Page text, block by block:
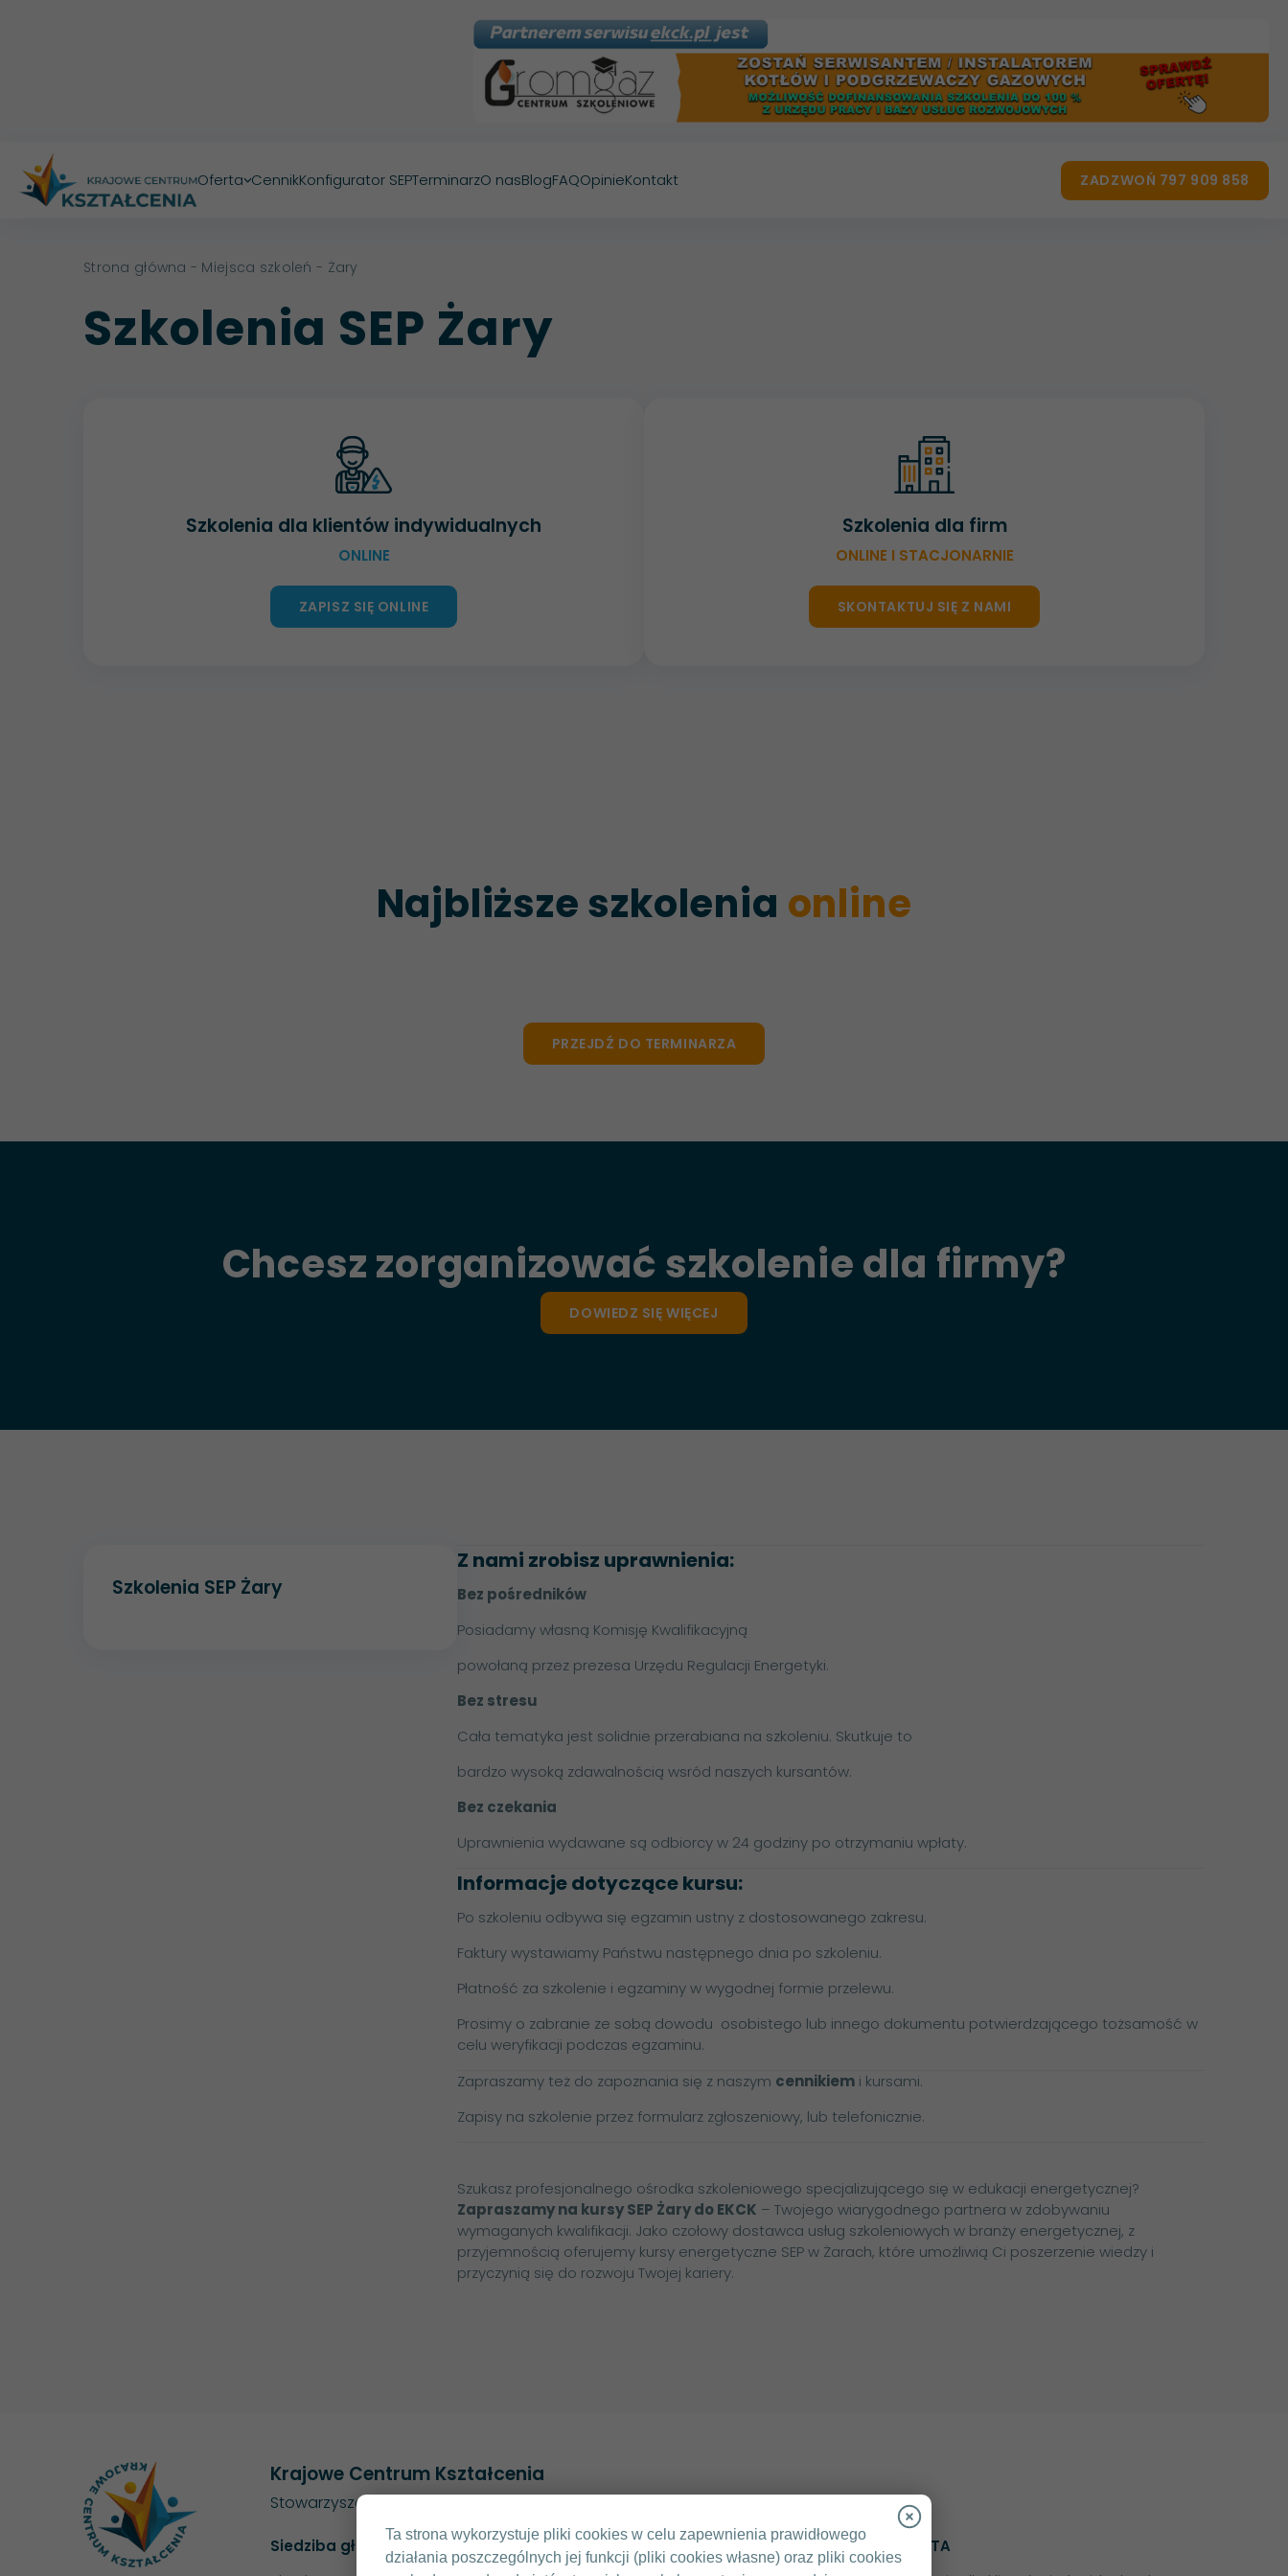
Oferta>CennikKonfigurator SEPTerminarzO nasBlogFAQOpinieKontakt ZADZWOŃ 797 909 858
Strona główna - Miejsca szkoleń - Żary
Szkolenia SEP Żary
Szkolenia dla klientów indywidualnych
ONLINE
ZAPISZ SIĘ ONLINE
Szkolenia dla firm
ONLINE I STACJONARNIE
SKONTAKTUJ SIĘ Z NAMI
Najbliższe szkolenia online
PRZEJDŹ DO TERMINARZA
Chcesz zorganizować szkolenie dla firmy?
DOWIEDZ SIĘ WIĘCEJ
Szkolenia SEP Żary
Z nami zrobisz uprawnienia:
Bez pośredników
Posiadamy własną Komisję Kwalifikacyjną
powołaną przez prezesa Urzędu Regulacji Energetyki.
Bez stresu
Cała tematyka jest solidnie przerabiana na szkoleniu. Skutkuje to
bardzo wysoką zdawalnością wsród naszych kursantów.
Bez czekania
Uprawnienia wydawane są odbiorcy w 24 godziny po otrzymaniu wpłaty.
Informacje dotyczące kursu:
Po szkoleniu odbywa się egzamin ustny z dostosowanego zakresu.
Faktury wystawiamy Państwu następnego dnia po szkoleniu.
Płatność za szkolenie i egzaminy w wygodnej formie przelewu.
Prosimy o zabranie ze sobą dowodu osobistego lub innego dokumentu potwierdzającego tożsamość w
celu weryfikacji podczas egzaminu.
Zapraszamy też do zapoznania się z naszym cennikiem i kursami.
Zapisy na szkolenie przez formularz zgłoszeniowy, lub telefonicznie.
Szukasz profesjonalnego ośrodka szkoleniowego specjalizującego się w edukacji energetycznej?
Zapraszamy na kursy SEP Żary do EKCK – Twojego wiarygodnego partnera w zdobywaniu
wymaganych kwalifikacji. Jako czołowy dostawca usług szkoleniowych w branży energetycznej, z
przyjemnością oferujemy kursy energetyczne SEP w Żarach, które umożliwią Ci poszerzenie wiedzy i
przyczynią się do rozwoju Twojej kariery.
Krajowe Centrum Kształcenia
Stowarzyszenie Elektromobilna Polska
Siedziba główna
KONTAKT
OFERTA
Ta strona wykorzystuje pliki cookies w celu zapewnienia prawidłowego
działania poszczególnych jej funkcji (pliki cookies własne) oraz pliki cookies